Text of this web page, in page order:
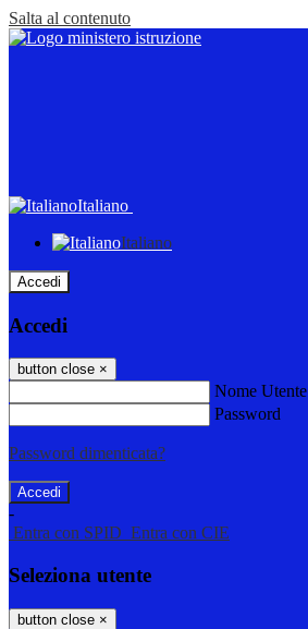
Salta al contenuto
Italiano
Italiano
Accedi
Accedi
button close ×
Nome Utente
Password
Password dimenticata?
-
Entra con SPID Entra con CIE
Seleziona utente
button close ×